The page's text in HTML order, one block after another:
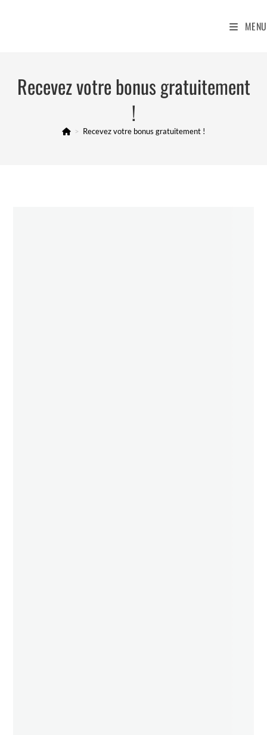
MENU
Recevez votre bonus gratuitement
!
> Recevez votre bonus gratuitement !